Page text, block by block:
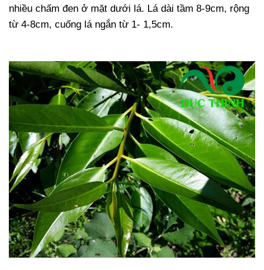
nhiều chấm đen ở mặt dưới lá. Lá dài tầm 8-9cm, rộng
từ 4-8cm, cuống lá ngắn từ 1- 1,5cm.